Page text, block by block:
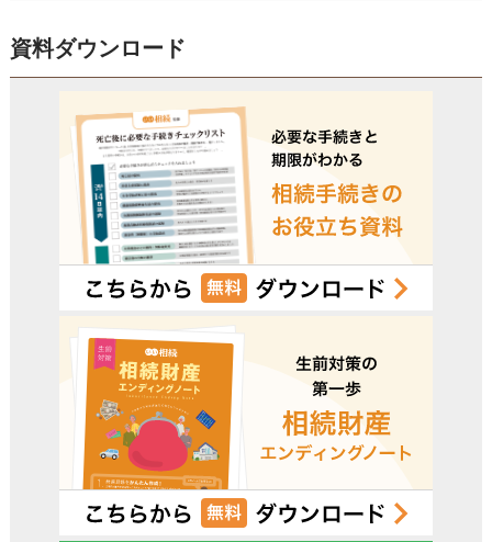
資料ダウンロード